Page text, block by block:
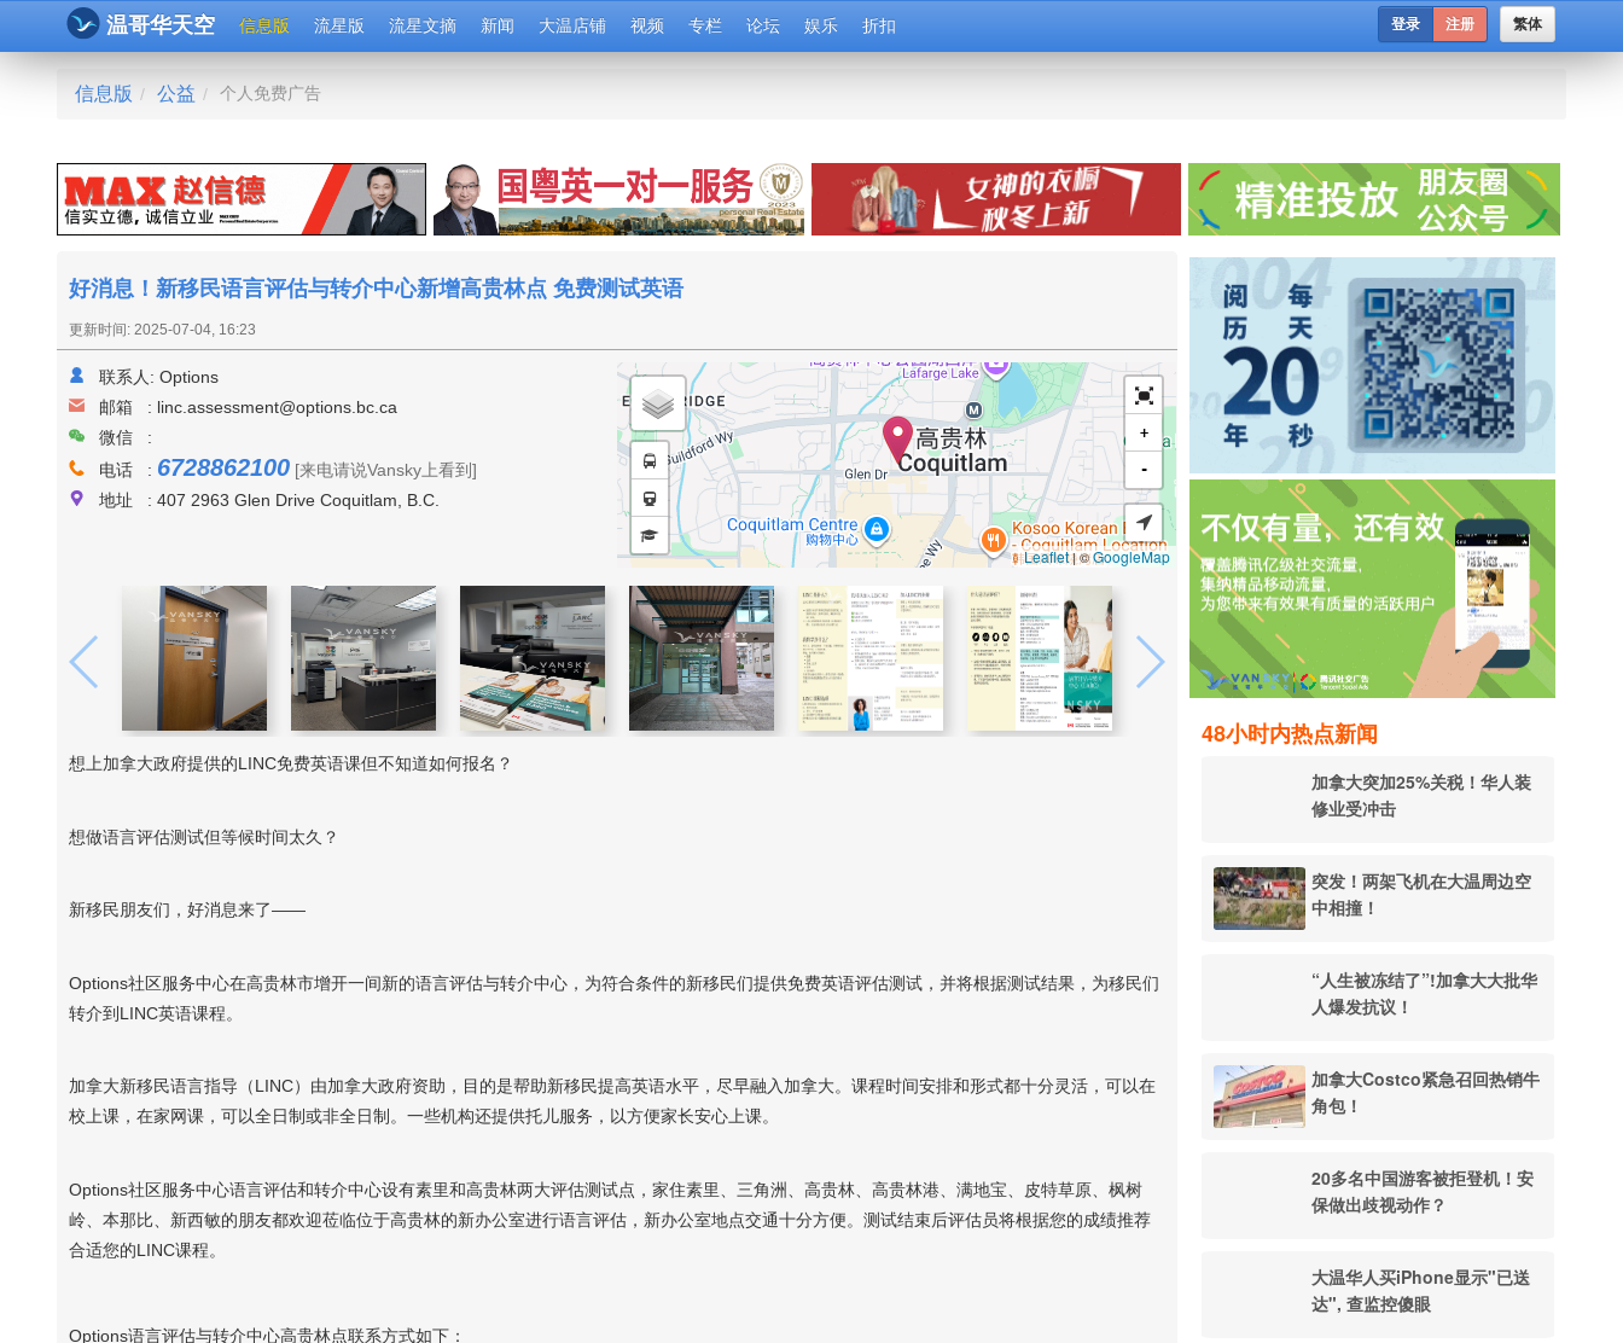
温哥华天空 信息版 流星版 流星文摘 新闻 大温店铺 视频 专栏 论坛 娱乐 折扣 繁体
登录 注册
信息版 / 公益 / 个人免费广告
48小时内热点新闻
加拿大突加25%关税！华人装
修业受冲击
突发！两架飞机在大温周边空
中相撞！
“人生被冻结了”!加拿大大批华
人爆发抗议！
加拿大Costco紧急召回热销牛
角包！
20多名中国游客被拒登机！安
保做出歧视动作？
大温华人买iPhone显示"已送
达", 查监控傻眼
好消息！新移民语言评估与转介中心新增高贵林点 免费测试英语
更新时间: 2025-07-04, 16:23
联系人: Options
邮箱 : linc.assessment@options.bc.ca
微信 :
电话 : 6728862100 [来电请说Vansky上看到]
地址 : 407 2963 Glen Drive Coquitlam, B.C.
+
-
Leaflet| ©GoogleMap
想上加拿大政府提供的LINC免费英语课但不知道如何报名？
想做语言评估测试但等候时间太久？
新移民朋友们，好消息来了——
Options社区服务中心在高贵林市增开一间新的语言评估与转介中心，为符合条件的新移民们提供免费英语评估测试，并将根据测试结果，为移民们
转介到LINC英语课程。
加拿大新移民语言指导（LINC）由加拿大政府资助，目的是帮助新移民提高英语水平，尽早融入加拿大。课程时间安排和形式都十分灵活，可以在
校上课，在家网课，可以全日制或非全日制。一些机构还提供托儿服务，以方便家长安心上课。
Options社区服务中心语言评估和转介中心设有素里和高贵林两大评估测试点，家住素里、三角洲、高贵林、高贵林港、满地宝、皮特草原、枫树
岭、本那比、新西敏的朋友都欢迎莅临位于高贵林的新办公室进行语言评估，新办公室地点交通十分方便。测试结束后评估员将根据您的成绩推荐
合适您的LINC课程。
Options语言评估与转介中心高贵林点联系方式如下：